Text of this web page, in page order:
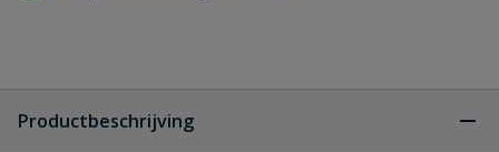
Productbeschrijving